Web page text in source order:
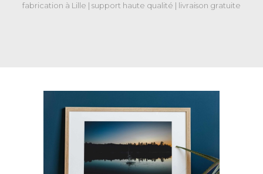
fabrication à Lille | support haute qualité | livraison gratuite